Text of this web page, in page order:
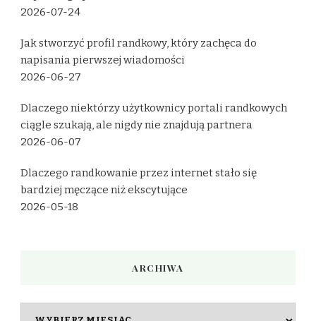
2026-07-24
Jak stworzyć profil randkowy, który zachęca do
napisania pierwszej wiadomości
2026-06-27
Dlaczego niektórzy użytkownicy portali randkowych
ciągle szukają, ale nigdy nie znajdują partnera
2026-06-07
Dlaczego randkowanie przez internet stało się
bardziej męczące niż ekscytujące
2026-05-18
ARCHIWA